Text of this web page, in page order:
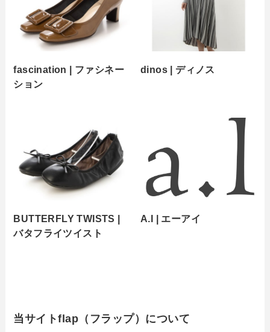
fascination | ファシネー
ション
dinos | ディノス
BUTTERFLY TWISTS |
バタフライツイスト
A.I | エーアイ
当サイトflap（フラップ）について